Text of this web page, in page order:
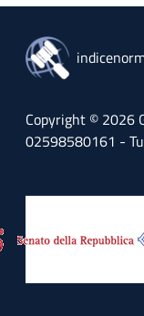
Copyright © 2026
02598580161 -